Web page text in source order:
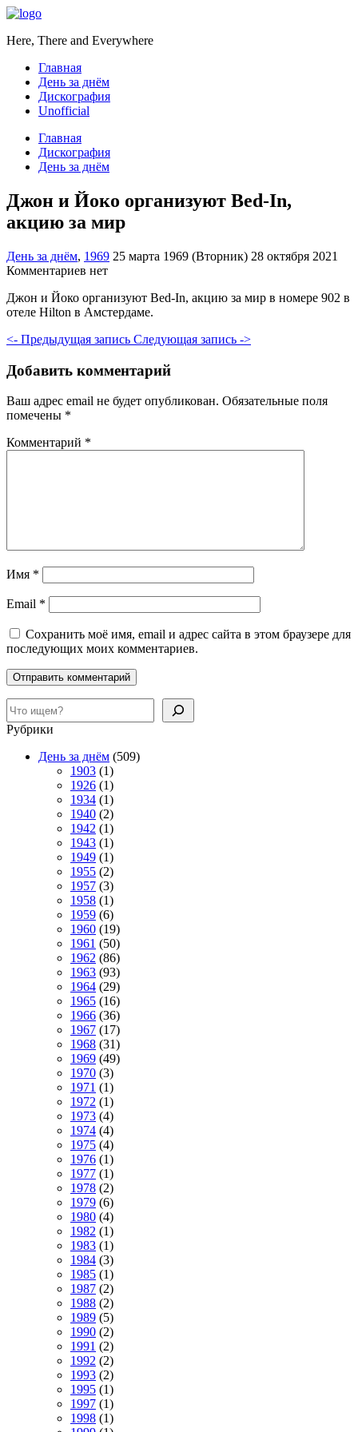
Here, There and Everywhere
Главная
День за днём
Дискография
Unofficial
Главная
Дискография
День за днём
Джон и Йоко организуют Bed-In,
акцию за мир
День за днём, 1969 25 марта 1969 (Вторник) 28 октября 2021
Комментариев нет
Джон и Йоко организуют Bed-In, акцию за мир в номере 902 в
отеле Hilton в Амстердаме.
<- Предыдущая запись Следующая запись ->
Добавить комментарий
Ваш адрес email не будет опубликован. Обязательные поля
помечены *
Комментарий *
Имя *
Email *
Сохранить моё имя, email и адрес сайта в этом браузере для
последующих моих комментариев.
Поиск
Рубрики
День за днём (509)
1903 (1)
1926 (1)
1934 (1)
1940 (2)
1942 (1)
1943 (1)
1949 (1)
1955 (2)
1957 (3)
1958 (1)
1959 (6)
1960 (19)
1961 (50)
1962 (86)
1963 (93)
1964 (29)
1965 (16)
1966 (36)
1967 (17)
1968 (31)
1969 (49)
1970 (3)
1971 (1)
1972 (1)
1973 (4)
1974 (4)
1975 (4)
1976 (1)
1977 (1)
1978 (2)
1979 (6)
1980 (4)
1982 (1)
1983 (1)
1984 (3)
1985 (1)
1987 (2)
1988 (2)
1989 (5)
1990 (2)
1991 (2)
1992 (2)
1993 (2)
1995 (1)
1997 (1)
1998 (1)